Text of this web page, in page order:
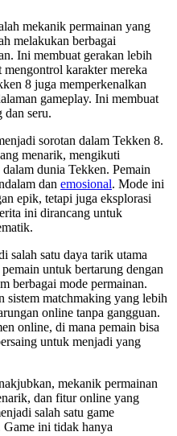
mekanik permainan yang
melakukan berbagai
Ini membuat gerakan lebih
karakter mereka
8 juga memperkenalkan
gameplay. Ini membuat
dan seru.
sorotan dalam Tekken 8.
menarik, mengikuti
dunia Tekken. Pemain
dan emosional. Mode ini
epik, tetapi juga eksplorasi
ini dirancang untuk
salah satu daya tarik utama
untuk bertarung dengan
berbagai mode permainan.
sistem matchmaking yang lebih
online tanpa gangguan.
online, di mana pemain bisa
untuk menjadi yang
mekanik permainan
dan fitur online yang
salah satu game
Game ini tidak hanya